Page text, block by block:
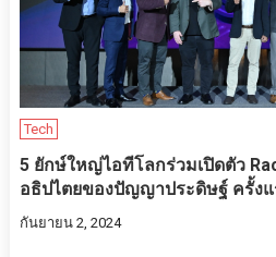
Tech
5 ยักษ์ใหญ่ไอทีโลกร่วมเปิดตัว
อธิปไตยของปัญญาประดิษฐ์ ครั้ง
กันยายน 2, 2024